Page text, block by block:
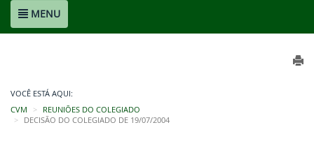
MENU
VOCÊ ESTÁ AQUI:
CVM
REUNIÕES DO COLEGIADO
DECISÃO DO COLEGIADO DE 19/07/2004